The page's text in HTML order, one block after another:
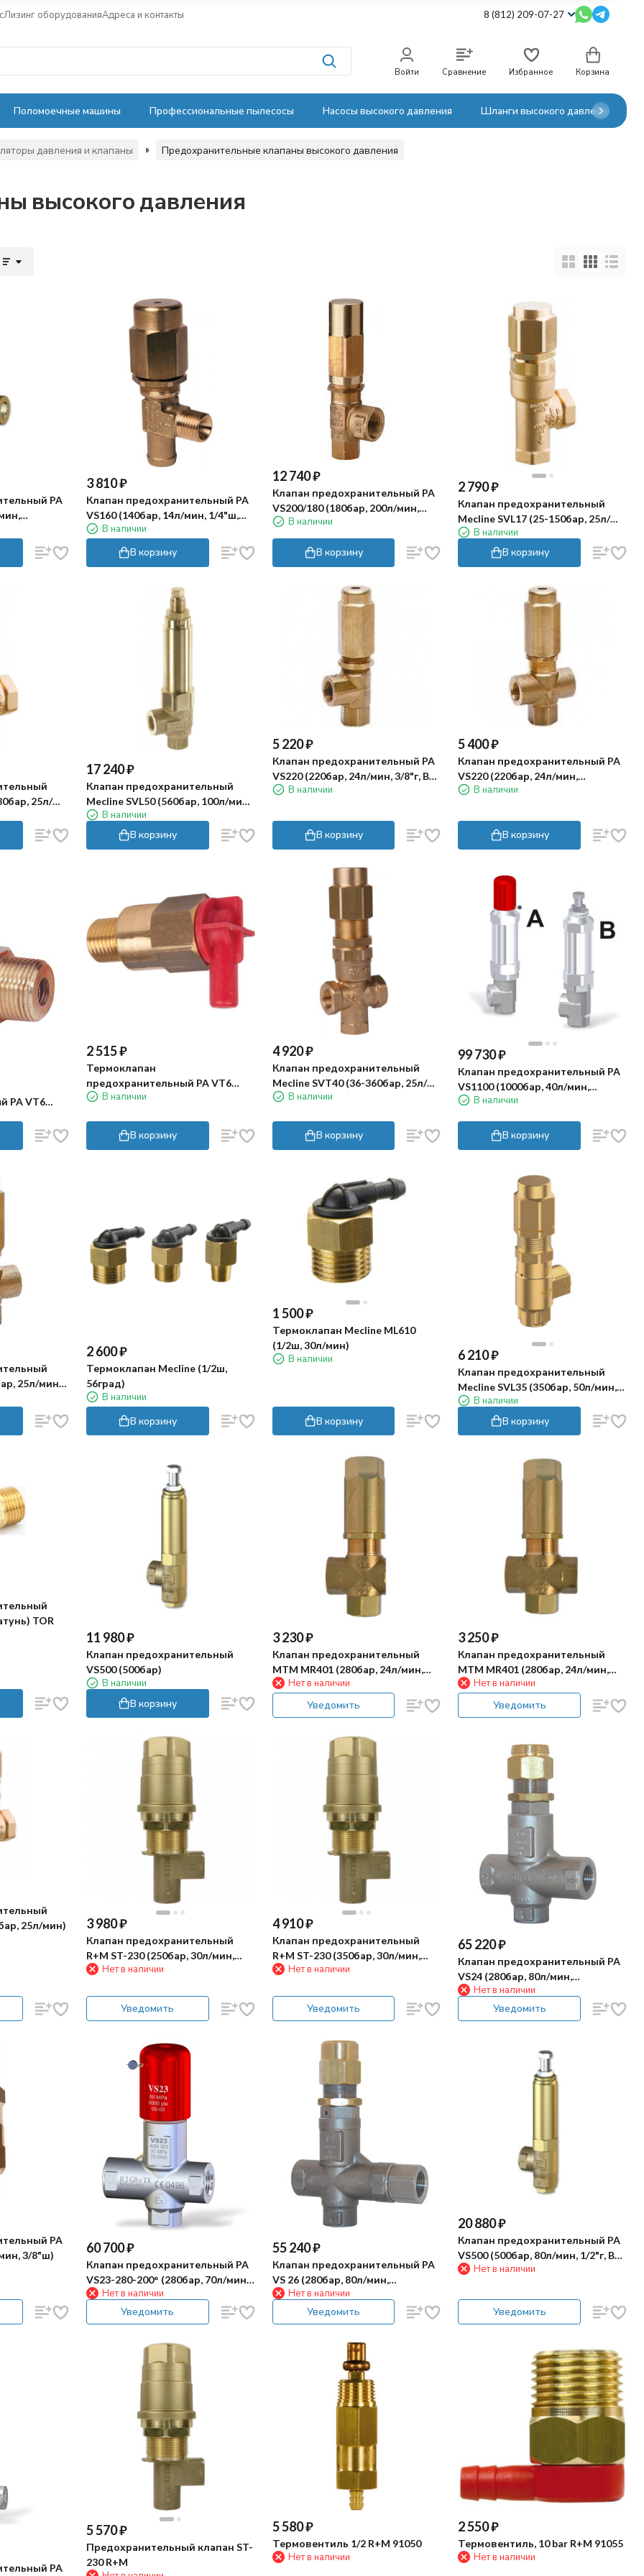
Лизинг оборудованияАдреса и контакты 8 (812) 209-07-27
Войти Сравнение Избранное Корзина
Поломоечные машины Профессиональные пылесосы Насосы высокого давления Шланги высокого давления
давления и клапаны Предохранительные клапаны высокого давления
высокого давления
PA
3 810₽
Клапан предохранительный PA
VS160 (140бар, 14л/мин, 1/4"ш,
By-pass 1/8"г)
В наличии
В корзину
12 740₽
Клапан предохранительный PA
VS200/180 (180бар, 200л/мин,
3/4"г, By-pass 1/2"г)
В наличии
В корзину
2 790₽
Клапан предохранительный
Mecline SVL17 (25-150бар, 25л/
мин, 3/8"г, By-pass 3/8"г)
В наличии
В корзину
25л/
17 240₽
Клапан предохранительный
Mecline SVL50 (560бар, 100л/мин,
1/2"г, By-pass 1/2"г)
В наличии
В корзину
5 220₽
Клапан предохранительный PA
VS220 (220бар, 24л/мин, 3/8"г, By-
pass 3/8"г)
В наличии
В корзину
5 400₽
Клапан предохранительный PA
VS220 (220бар, 24л/мин,
3/8"г-3/8"г, By-pass 3/8"г)
В наличии
В корзину
PA VT6
2 515₽
Термоклапан
предохранительный PA VT6
(10бар, 1/4"ш, 63°C)
В наличии
В корзину
4 920₽
Клапан предохранительный
Mecline SVT40 (36-360бар, 25л/
мин, 3/8"г-3/8"г, By-pass 3/8"г)
В наличии
В корзину
99 730₽
Клапан предохранительный PA
VS1100 (1000бар, 40л/мин,
3/8"г-3/8"г)
В наличии
В корзину
25л/мин,
2 600₽
Термоклапан Mecline (1/2ш,
56град)
В наличии
В корзину
1 500₽
Термоклапан Mecline ML610
(1/2ш, 30л/мин)
В наличии
В корзину
6 210₽
Клапан предохранительный
Mecline SVL35 (350бар, 50л/мин,
3/8"г, By-pass 3/8"г)
В наличии
В корзину
TOR
11 980₽
Клапан предохранительный
VS500 (500бар)
В наличии
В корзину
3 230₽
Клапан предохранительный
MTM MR401 (280бар, 24л/мин,
3/8"г By-pass 3/8"г)
Нет в наличии
Уведомить
3 250₽
Клапан предохранительный
MTM MR401 (280бар, 24л/мин,
3/8"г-3/8"г, By-pass 3/8"г)
Нет в наличии
Уведомить
25л/мин)
3 980₽
Клапан предохранительный
R+M ST-230 (250бар, 30л/мин,
1/4"г, By-pass 1/4"г)
Нет в наличии
Уведомить
4 910₽
Клапан предохранительный
R+M ST-230 (350бар, 30л/мин,
1/4"г, By-pass 1/4"г)
Нет в наличии
Уведомить
65 220₽
Клапан предохранительный PA
VS24 (280бар, 80л/мин,
1/2"г-1/2"г, By-pass 1/2"г, Aisi 303)
Нет в наличии
Уведомить
PA
3/8"ш)
60 700₽
Клапан предохранительный PA
VS23-280-200° (280бар, 70л/мин,
1/2"г-1/2"г, By-pass 1/2"г, нерж)
Нет в наличии
Уведомить
55 240₽
Клапан предохранительный PA
VS 26 (280бар, 80л/мин,
1/2"г-1/2"г, By-pass 1/2"г, Aisi 316,
VITON)
Нет в наличии
Уведомить
20 880₽
Клапан предохранительный PA
VS500 (500бар, 80л/мин, 1/2"г, By-
pass 3/8"г)
Нет в наличии
Уведомить
PA
5 570₽
Предохранительный клапан ST-
230 R+M
5 580₽
Термовентиль 1/2 R+M 91050
Нет в наличии
2 550₽
Термовентиль, 10 bar R+M 91055
Нет в наличии